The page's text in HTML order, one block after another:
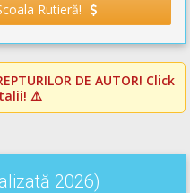
Rutieră!
DE AUTOR! Click
⚠️
2026)